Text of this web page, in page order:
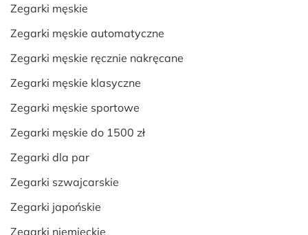
Zegarki męskie
Zegarki męskie automatyczne
Zegarki męskie ręcznie nakręcane
Zegarki męskie klasyczne
Zegarki męskie sportowe
Zegarki męskie do 1500 zł
Zegarki dla par
Zegarki szwajcarskie
Zegarki japońskie
Zegarki niemieckie